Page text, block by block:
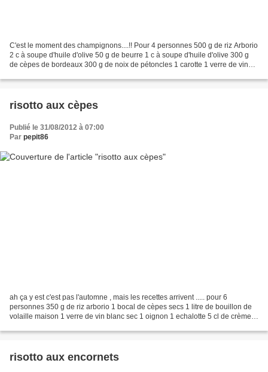
C'est le moment des champignons....!! Pour 4 personnes 500 g de riz Arborio
2 c à soupe d'huile d'olive 50 g de beurre 1 c à soupe d'huile d'olive 300 g
de cèpes de bordeaux 300 g de noix de pétoncles 1 carotte 1 verre de vin
risotto aux cèpes
Publié le 31/08/2012 à 07:00
Par pepit86
ah ça y est c'est pas l'automne , mais les recettes arrivent ..... pour 6
personnes 350 g de riz arborio 1 bocal de cèpes secs 1 litre de bouillon de
volaille maison 1 verre de vin blanc sec 1 oignon 1 echalotte 5 cl de crème
risotto aux encornets